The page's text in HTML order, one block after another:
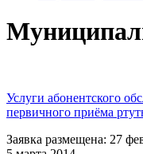
Услуги абонентского
первичного приёма
Заявка размещена: 27